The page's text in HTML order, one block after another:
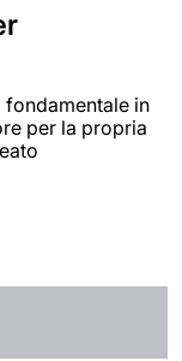
in
per la propria